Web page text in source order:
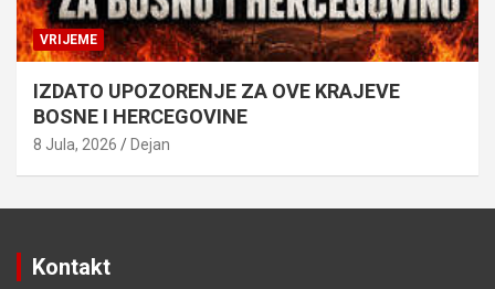
VRIJEME
IZDATO UPOZORENJE ZA OVE KRAJEVE
BOSNE I HERCEGOVINE
8 Jula, 2026 Dejan
Kontakt